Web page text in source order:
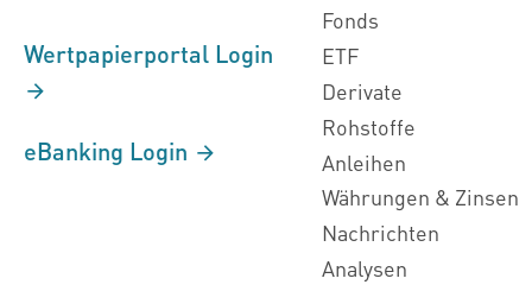
Wertpapierportal Login
eBanking Login
Fonds
ETF
Derivate
Rohstoffe
Anleihen
Währungen & Zinsen
Nachrichten
Analysen